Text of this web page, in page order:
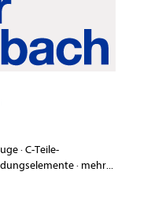
·C-Teile-
· mehr...